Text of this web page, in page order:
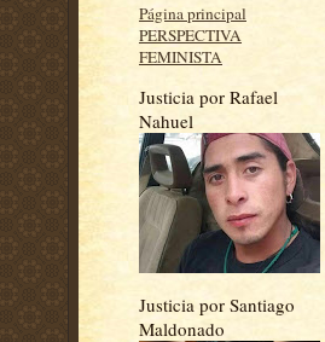
Página principal
PERSPECTIVA
FEMINISTA
Justicia por Rafael
Nahuel
Justicia por Santiago
Maldonado